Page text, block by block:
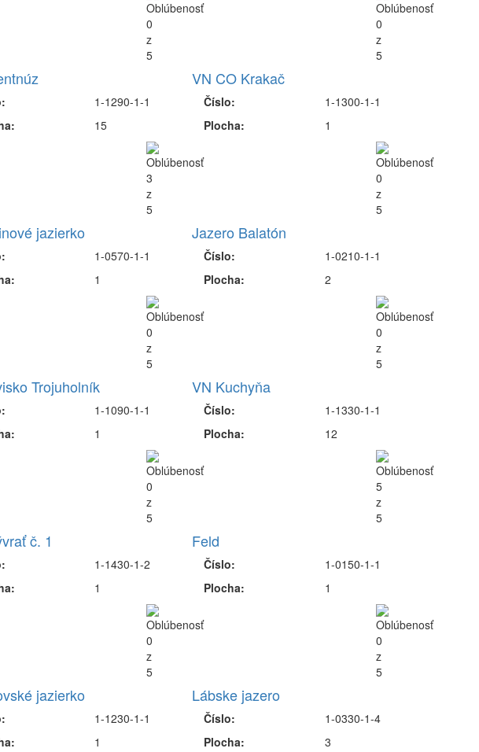
1-1290-1-1
15
VN CO Krakač
Číslo:
Plocha:
1-1300-1-1
1
jazierko
1-0570-1-1
1
Jazero Balatón
Číslo:
Plocha:
1-0210-1-1
2
Trojuholník
1-1090-1-1
1
VN Kuchyňa
Číslo:
Plocha:
1-1330-1-1
12
č. 1
1-1430-1-2
1
Feld
Číslo:
Plocha:
1-0150-1-1
1
jazierko
1-1230-1-1
1
Lábske jazero
Číslo:
Plocha:
1-0330-1-4
3